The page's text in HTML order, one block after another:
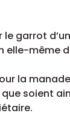
garrot
elle-même
la
soient